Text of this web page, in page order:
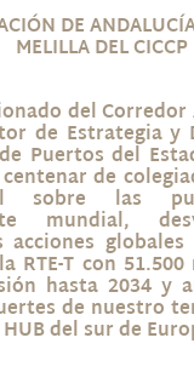
DE
MELILLA DEL CICCP
del
de Estrategia y
Puertos del
de
sobre las
mundial,
acciones
RTE-T con
hasta 2034 y
de nuestro
del sur de